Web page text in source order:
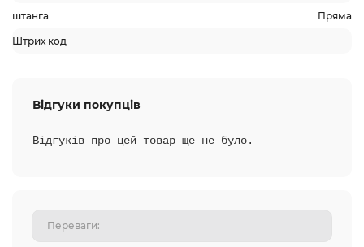
штанга Пряма
Штрих код
Відгуки покупців
Відгуків про цей товар ще не було.